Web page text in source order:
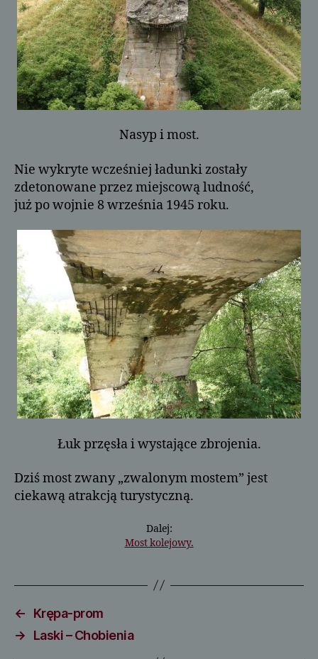
Nasyp i most.
Nie wykryte wcześniej ładunki zostały
zdetonowane przez miejscową ludność,
już po wojnie 8 września 1945 roku.
Łuk przęsła i wystające zbrojenia.
Dziś most zwany „zwalonym mostem” jest
ciekawą atrakcją turystyczną.
Dalej:
Most kolejowy.
←
Krępa-prom
→
Laski – Chobienia